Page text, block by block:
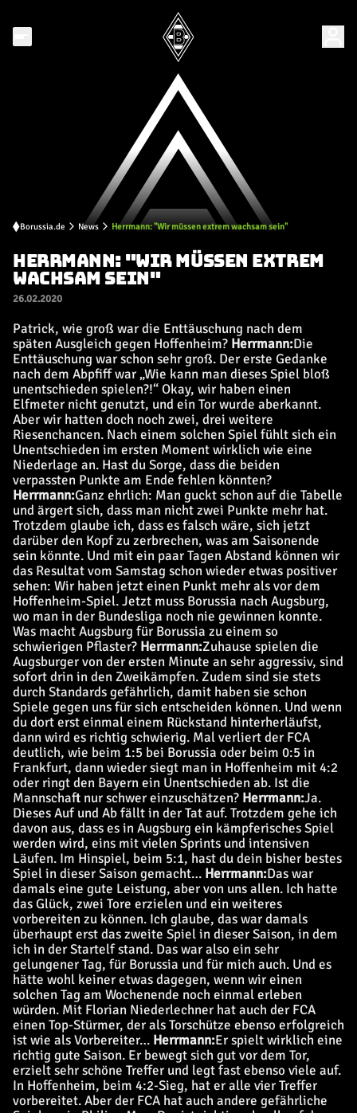
Borussia.de News Herrmann: "Wir müssen extrem wachsam sein"
HERRMANN: "WIR MÜSSEN EXTREM
WACHSAM SEIN"
26.02.2020
Patrick, wie groß war die Enttäuschung nach dem
späten Ausgleich gegen Hoffenheim? Herrmann:Die
Enttäuschung war schon sehr groß. Der erste Gedanke
nach dem Abpfiff war „Wie kann man dieses Spiel bloß
unentschieden spielen?!“ Okay, wir haben einen
Elfmeter nicht genutzt, und ein Tor wurde aberkannt.
Aber wir hatten doch noch zwei, drei weitere
Riesenchancen. Nach einem solchen Spiel fühlt sich ein
Unentschieden im ersten Moment wirklich wie eine
Niederlage an. Hast du Sorge, dass die beiden
verpassten Punkte am Ende fehlen könnten?
Herrmann:Ganz ehrlich: Man guckt schon auf die Tabelle
und ärgert sich, dass man nicht zwei Punkte mehr hat.
Trotzdem glaube ich, dass es falsch wäre, sich jetzt
darüber den Kopf zu zerbrechen, was am Saisonende
sein könnte. Und mit ein paar Tagen Abstand können wir
das Resultat vom Samstag schon wieder etwas positiver
sehen: Wir haben jetzt einen Punkt mehr als vor dem
Hoffenheim-Spiel.Jetzt muss Borussia nach Augsburg,
wo man in der Bundesliga noch nie gewinnen konnte.
Was macht Augsburg für Borussia zu einem so
schwierigen Pflaster? Herrmann:Zuhause spielen die
Augsburger von der ersten Minute an sehr aggressiv, sind
sofort drin in den Zweikämpfen. Zudem sind sie stets
durch Standards gefährlich, damit haben sie schon
Spiele gegen uns für sich entscheiden können. Und wenn
du dort erst einmal einem Rückstand hinterherläufst,
dann wird es richtig schwierig. Mal verliert der FCA
deutlich, wie beim 1:5 bei Borussia oder beim 0:5 in
Frankfurt, dann wieder siegt man in Hoffenheim mit 4:2
oder ringt den Bayern ein Unentschieden ab. Ist die
Mannschaft nur schwer einzuschätzen? Herrmann:Ja.
Dieses Auf und Ab fällt in der Tat auf. Trotzdem gehe ich
davon aus, dass es in Augsburg ein kämpferisches Spiel
werden wird, eins mit vielen Sprints und intensiven
Läufen. Im Hinspiel, beim 5:1, hast du dein bisher bestes
Spiel in dieser Saison gemacht… Herrmann:Das war
damals eine gute Leistung, aber von uns allen. Ich hatte
das Glück, zwei Tore erzielen und ein weiteres
vorbereiten zu können. Ich glaube, das war damals
überhaupt erst das zweite Spiel in dieser Saison, in dem
ich in der Startelf stand. Das war also ein sehr
gelungener Tag, für Borussia und für mich auch. Und es
hätte wohl keiner etwas dagegen, wenn wir einen
solchen Tag am Wochenende noch einmal erleben
würden. Mit Florian Niederlechner hat auch der FCA
einen Top-Stürmer, der als Torschütze ebenso erfolgreich
ist wie als Vorbereiter… Herrmann:Er spielt wirklich eine
richtig gute Saison. Er bewegt sich gut vor dem Tor,
erzielt sehr schöne Treffer und legt fast ebenso viele auf.
In Hoffenheim, beim 4:2-Sieg, hat er alle vier Treffer
vorbereitet. Aber der FCA hat auch andere gefährliche